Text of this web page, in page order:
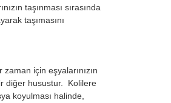
taşınması sırasında
taşımasını
için eşyalarınızın
diğer husustur. Kolilere
koyulması halinde,